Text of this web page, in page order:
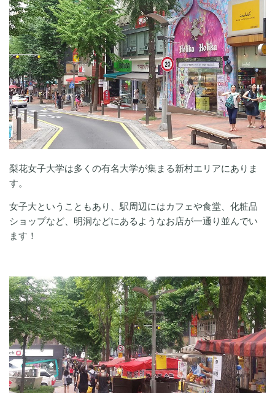
梨花女子大学は多くの有名大学が集まる新村エリアにありま
す。
女子大ということもあり、駅周辺にはカフェや食堂、化粧品
ショップなど、明洞などにあるようなお店が一通り並んでい
ます！